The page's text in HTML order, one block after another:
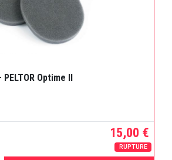
Optime II
15,00 €
RUPTURE